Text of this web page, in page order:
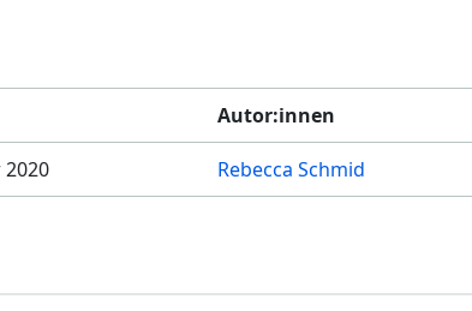
Autor:innen
2020 Rebecca Schmid